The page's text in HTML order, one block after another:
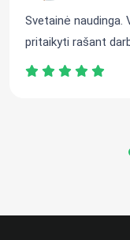
Svetainė naudinga.
pritaikyti rašant